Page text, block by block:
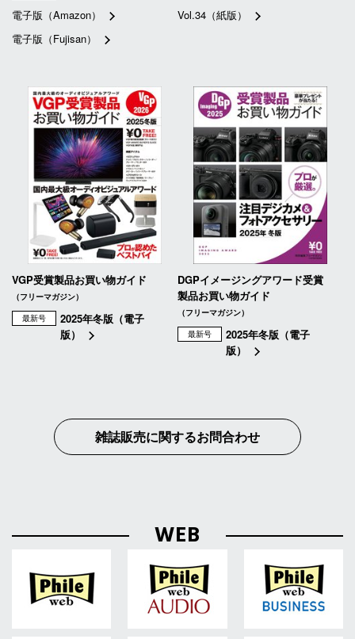
電子版（Amazon）
電子版（Fujisan）
Vol.34（紙版）
VGP受賞製品お買い物ガイド
（フリーマガジン）
最新号
2025年冬版（電子
版）
DGPイメージングアワード受賞
製品お買い物ガイド
（フリーマガジン）
最新号
2025年冬版（電子
版）
雑誌販売に関するお問合わせ
WEB